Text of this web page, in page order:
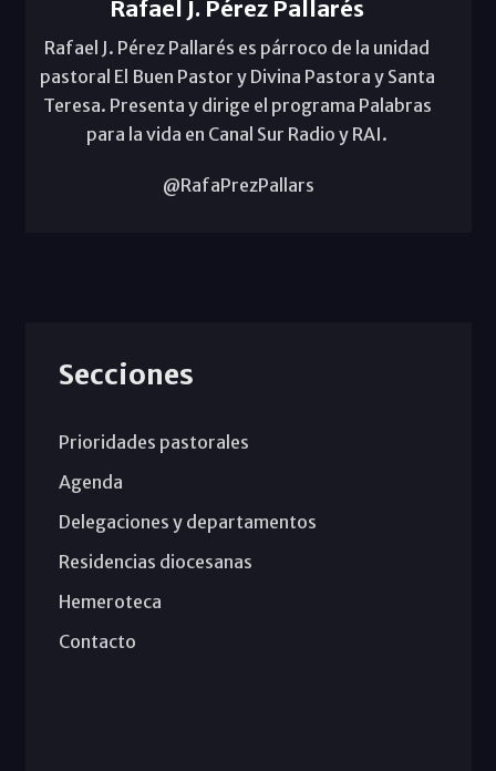
Rafael J. Pérez Pallarés
Rafael J. Pérez Pallarés es párroco de la unidad
pastoral El Buen Pastor y Divina Pastora y Santa
Teresa. Presenta y dirige el programa Palabras
para la vida en Canal Sur Radio y RAI.
@RafaPrezPallars
Secciones
Prioridades pastorales
Agenda
Delegaciones y departamentos
Residencias diocesanas
Hemeroteca
Contacto